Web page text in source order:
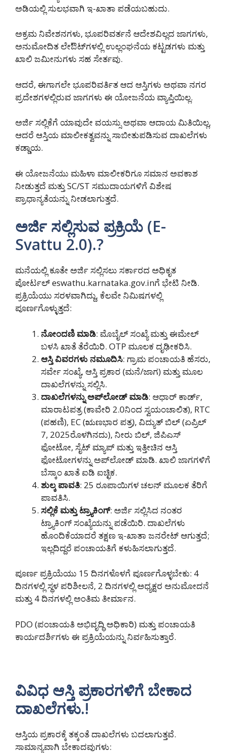
ಅಡಿಯಲ್ಲಿ ಸುಲಭವಾಗಿ ಇ-ಖಾತಾ ಪಡೆಯಬಹುದು.
ಅಕ್ರಮ ನಿವೇಶನಗಳು, ಭೂಪರಿವರ್ತನೆ ಆದೇಶವಿಲ್ಲದ ಜಾಗಗಳು,
ಅನುಮೋದಿತ ಲೇಔಟ್‌ಗಳಲ್ಲಿ ಉಲ್ಲಂಘನೆಯ ಕಟ್ಟಡಗಳು ಮತ್ತು
ಖಾಲಿ ಜಮೀನುಗಳು ಸಹ ಸೇರ್ತವು.
ಆದರೆ, ಈಗಾಗಲೇ ಭೂಪರಿವರ್ತಿತ ಆದ ಆಸ್ತಿಗಳು ಅಥವಾ ನಗರ
ಪ್ರದೇಶಗಳಲ್ಲಿರುವ ಜಾಗಗಳು ಈ ಯೋಜನೆಯ ವ್ಯಾಪ್ತಿಯಿಲ್ಲ.
ಅರ್ಜಿ ಸಲ್ಲಿಕೆಗೆ ಯಾವುದೇ ವಯಸ್ಸು ಅಥವಾ ಆದಾಯ ಮಿತಿಯಿಲ್ಲ,
ಆದರೆ ಆಸ್ತಿಯ ಮಾಲೀಕತ್ವವನ್ನು ಸಾಬೀತುಪಡಿಸುವ ದಾಖಲೆಗಳು
ಕಡ್ಡಾಯ.
ಈ ಯೋಜನೆಯು ಮಹಿಳಾ ಮಾಲೀಕರಿಗೂ ಸಮಾನ ಅವಕಾಶ
ನೀಡುತ್ತದೆ ಮತ್ತು SC/ST ಸಮುದಾಯಗಳಿಗೆ ವಿಶೇಷ
ಪ್ರಾಧಾನ್ಯತೆಯನ್ನು ನೀಡಲಾಗುತ್ತದೆ.
ಅರ್ಜಿ ಸಲ್ಲಿಸುವ ಪ್ರಕ್ರಿಯೆ (E-
Svattu 2.0).?
ಮನೆಯಲ್ಲಿ ಕೂತೇ ಅರ್ಜಿ ಸಲ್ಲಿಸಲು ಸರ್ಕಾರದ ಅಧಿಕೃತ
ಪೋರ್ಟಲ್ eswathu.karnataka.gov.inಗೆ ಭೇಟಿ ನೀಡಿ.
ಪ್ರಕ್ರಿಯೆಯು ಸರಳವಾಗಿದ್ದು, ಕೆಲವೇ ನಿಮಿಷಗಳಲ್ಲಿ
ಪೂರ್ಣಗೊಳ್ಳುತ್ತದೆ:
ನೋಂದಣಿ ಮಾಡಿ: ಮೊಬೈಲ್ ಸಂಖ್ಯೆ ಮತ್ತು ಈಮೇಲ್
ಬಳಸಿ ಖಾತೆ ತೆರೆಯಿರಿ. OTP ಮೂಲಕ ದೃಢೀಕರಿಸಿ.
ಆಸ್ತಿ ವಿವರಗಳು ನಮೂದಿಸಿ: ಗ್ರಾಮ ಪಂಚಾಯತಿ ಹೆಸರು,
ಸರ್ವೇ ಸಂಖ್ಯೆ, ಆಸ್ತಿ ಪ್ರಕಾರ (ಮನೆ/ಜಾಗ) ಮತ್ತು ಮೂಲ
ದಾಖಲೆಗಳನ್ನು ಸಲ್ಲಿಸಿ.
ದಾಖಲೆಗಳನ್ನು ಅಪ್‌ಲೋಡ್ ಮಾಡಿ: ಆಧಾರ್ ಕಾರ್ಡ್,
ಮಾರಾಟಪತ್ರ (ಕಾವೇರಿ 2.0ನಿಂದ ಸ್ವಯಂಚಾಲಿತ), RTC
(ಪಹಣಿ), EC (ಋಣಭಾರ ಪತ್ರ), ವಿದ್ಯುತ್ ಬಿಲ್ (ಏಪ್ರಿಲ್
7, 2025ರೊಳಗಿನದು), ನೀರು ಬಿಲ್, ಜಿಪಿಎಸ್
ಫೋಟೋ, ಸೈಟ್ ಮ್ಯಾಪ್ ಮತ್ತು ಇತ್ತೀಚಿನ ಆಸ್ತಿ
ಫೋಟೋಗಳನ್ನು ಅಪ್‌ಲೋಡ್ ಮಾಡಿ. ಖಾಲಿ ಜಾಗಗಳಿಗೆ
ಬೆಸ್ಕಾಂ ಖಾತೆ ಐಡಿ ಐಚ್ಛಿಕ.
ಶುಲ್ಕ ಪಾವತಿ: 25 ರೂಪಾಯಿಗಳ ಚಲನ್ ಮೂಲಕ ತೆರಿಗೆ
ಪಾವತಿಸಿ.
ಸಲ್ಲಿಕೆ ಮತ್ತು ಟ್ರ್ಯಾಕಿಂಗ್: ಅರ್ಜಿ ಸಲ್ಲಿಸಿದ ನಂತರ
ಟ್ರ್ಯಾಕಿಂಗ್ ಸಂಖ್ಯೆಯನ್ನು ಪಡೆಯಿರಿ. ದಾಖಲೆಗಳು
ಹೊಂದಿಕೆಯಾದರೆ ತಕ್ಷಣ ಇ-ಖಾತಾ ಜನರೇಟ್ ಆಗುತ್ತದೆ;
ಇಲ್ಲದಿದ್ದರೆ ಪಂಚಾಯತಿಗೆ ಕಳುಹಿಸಲಾಗುತ್ತದೆ.
ಪೂರ್ಣ ಪ್ರಕ್ರಿಯೆಯು 15 ದಿನಗಳೊಳಗೆ ಪೂರ್ಣಗೊಳ್ಳಬೇಕು: 4
ದಿನಗಳಲ್ಲಿ ಸ್ಥಳ ಪರಿಶೀಲನೆ, 2 ದಿನಗಳಲ್ಲಿ ಅಧ್ಯಕ್ಷರ ಅನುಮೋದನೆ
ಮತ್ತು 4 ದಿನಗಳಲ್ಲಿ ಅಂತಿಮ ತೀರ್ಮಾನ.
PDO (ಪಂಚಾಯತಿ ಅಭಿವೃದ್ಧಿ ಅಧಿಕಾರಿ) ಮತ್ತು ಪಂಚಾಯತಿ
ಕಾರ್ಯದರ್ಶಿಗಳು ಈ ಪ್ರಕ್ರಿಯೆಯನ್ನು ನಿರ್ವಹಿಸುತ್ತಾರೆ.
ವಿವಿಧ ಆಸ್ತಿ ಪ್ರಕಾರಗಳಿಗೆ ಬೇಕಾದ
ದಾಖಲೆಗಳು.!
ಆಸ್ತಿಯ ಪ್ರಕಾರಕ್ಕೆ ತಕ್ಕಂತೆ ದಾಖಲೆಗಳು ಬದಲಾಗುತ್ತವೆ.
ಸಾಮಾನ್ಯವಾಗಿ ಬೇಕಾದವುಗಳು: